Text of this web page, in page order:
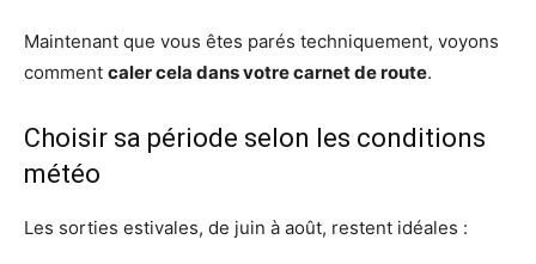
Maintenant que vous êtes parés techniquement, voyons
comment caler cela dans votre carnet de route.
Choisir sa période selon les conditions
météo
Les sorties estivales, de juin à août, restent idéales :